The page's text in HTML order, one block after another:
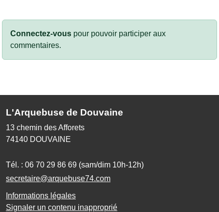
Connectez-vous pour pouvoir participer aux
commentaires.
L'Arquebuse de Douvaine
13 chemin des Afforets
74140 DOUVAINE
Tél. : 06 70 29 86 69 (sam/dim 10h-12h)
secretaire@arquebuse74.com
Informations légales
Signaler un contenu inapproprié